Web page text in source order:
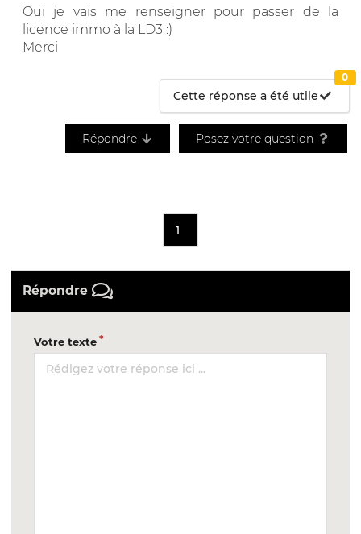
Oui je vais me renseigner pour passer de la
licence immo à la LD3 :)
Merci
Cette réponse a été utile
0
Répondre Posez votre question
1
Répondre
Votre texte